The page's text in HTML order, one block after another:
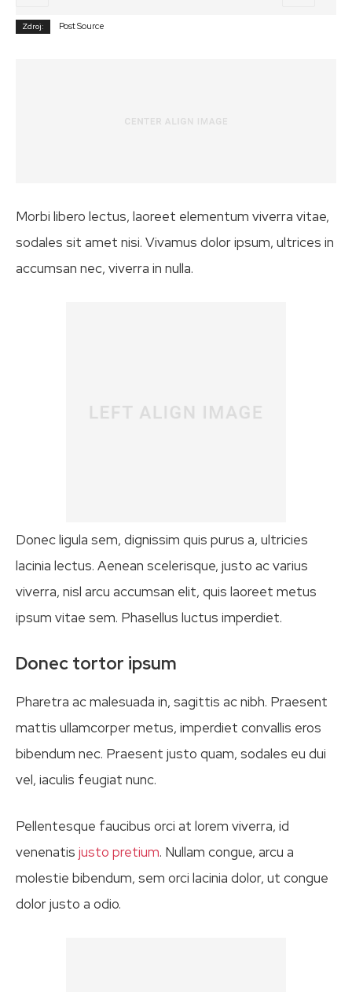
Zdroj: Post Source
Morbi libero lectus, laoreet elementum viverra vitae,
sodales sit amet nisi. Vivamus dolor ipsum, ultrices in
accumsan nec, viverra in nulla.
Donec ligula sem, dignissim quis purus a, ultricies
lacinia lectus. Aenean scelerisque, justo ac varius
viverra, nisl arcu accumsan elit, quis laoreet metus
ipsum vitae sem. Phasellus luctus imperdiet.
Donec tortor ipsum
Pharetra ac malesuada in, sagittis ac nibh. Praesent
mattis ullamcorper metus, imperdiet convallis eros
bibendum nec. Praesent justo quam, sodales eu dui
vel, iaculis feugiat nunc.
Pellentesque faucibus orci at lorem viverra, id
venenatis justo pretium. Nullam congue, arcu a
molestie bibendum, sem orci lacinia dolor, ut congue
dolor justo a odio.